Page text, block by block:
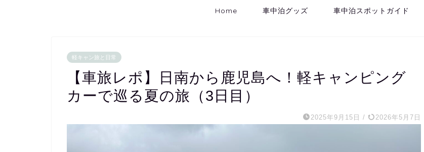
Home 車中泊グッズ 車中泊スポットガイド
軽キャン旅と日常
【車旅レポ】日南から鹿児島へ！軽キャンピング
カーで巡る夏の旅（3日目）
2025年9月15日 / 2026年5月7日